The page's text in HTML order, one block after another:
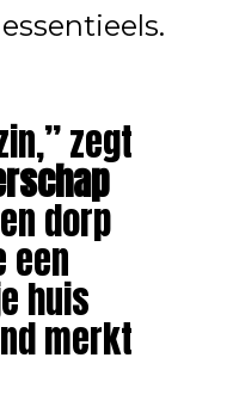
zegt
dorp
een
huis
merkt